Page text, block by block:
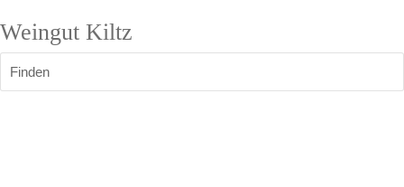
Weingut Kiltz
Finden